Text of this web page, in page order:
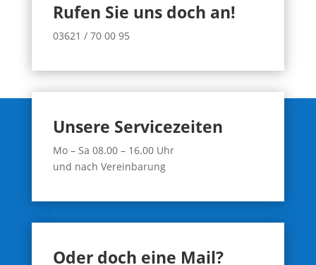
Rufen Sie uns doch an!
03621 / 70 00 95
Unsere Servicezeiten
Mo – Sa 08.00 – 16.00 Uhr
und nach Vereinbarung
Oder doch eine Mail?